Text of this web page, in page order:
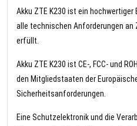
Akku ZTE K230 ist ein
alle technischen Anforderungen an
erfüllt.
Akku ZTE K230 ist CE-, FCC- und
den Mitgliedstaaten der
Sicherheitsanforderungen.
Eine Schutzelektronik und die